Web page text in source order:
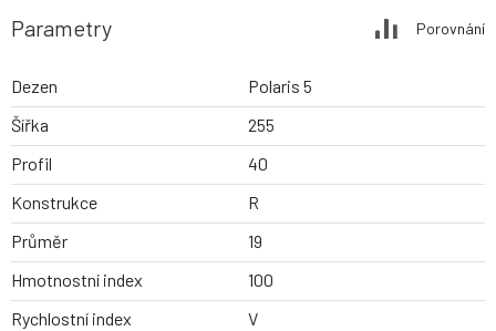
Parametry Porovnání
Dezen
Polaris 5
Šířka
255
Profil
40
Konstrukce
R
Průměr
19
Hmotnostní index
100
Rychlostní index
V